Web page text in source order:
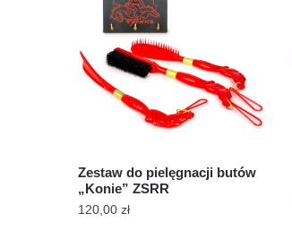
Zestaw do pielęgnacji butów
„Konie” ZSRR
120,00 zł